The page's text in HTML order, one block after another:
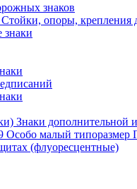
знаков
Стойки, опоры, крепления
Знаки дополнительной
Особо малый типоразмер
(флуоресцентные)